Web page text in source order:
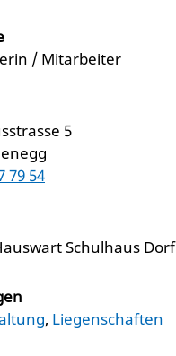
/ Mitarbeiter
5
79 54
Schulhaus Dorf
, Liegenschaften